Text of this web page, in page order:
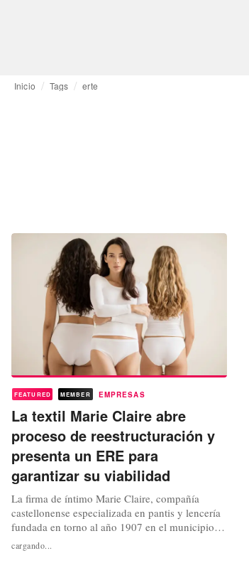
Inicio Tags erte
FEATURED MEMBER EMPRESAS
La textil Marie Claire abre
proceso de reestructuración y
presenta un ERE para
garantizar su viabilidad
La firma de íntimo Marie Claire, compañía
castellonense especializada en pantis y lencería
fundada en torno al año 1907 en el municipio
de Villafranca del Cid, y propiedad desde el
pasado 2021 del grupo empresarial B2Tex,
cargando...